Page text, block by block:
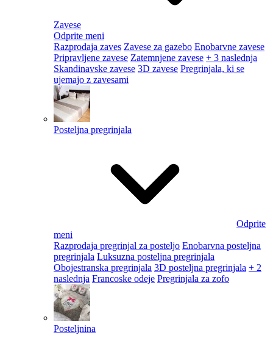
Zavese
Odprite meni
Razprodaja zaves Zavese za gazebo Enobarvne zavese
Pripravljene zavese Zatemnjene zavese + 3 naslednja
Skandinavske zavese 3D zavese Pregrinjala, ki se
ujemajo z zavesami
Posteljna pregrinjala
Odprite
meni
Razprodaja pregrinjal za posteljo Enobarvna posteljna
pregrinjala Luksuzna posteljna pregrinjala
Obojestranska pregrinjala 3D posteljna pregrinjala + 2
naslednja Francoske odeje Pregrinjala za zofo
Posteljnina